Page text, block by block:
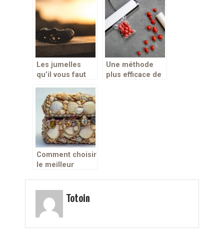
double
fonctionnalités
bon état pour
longtemps
Les jumelles
qu’il vous faut
nuit
Une méthode
plus efficace de
Comment choisir
le meilleur
Totoin